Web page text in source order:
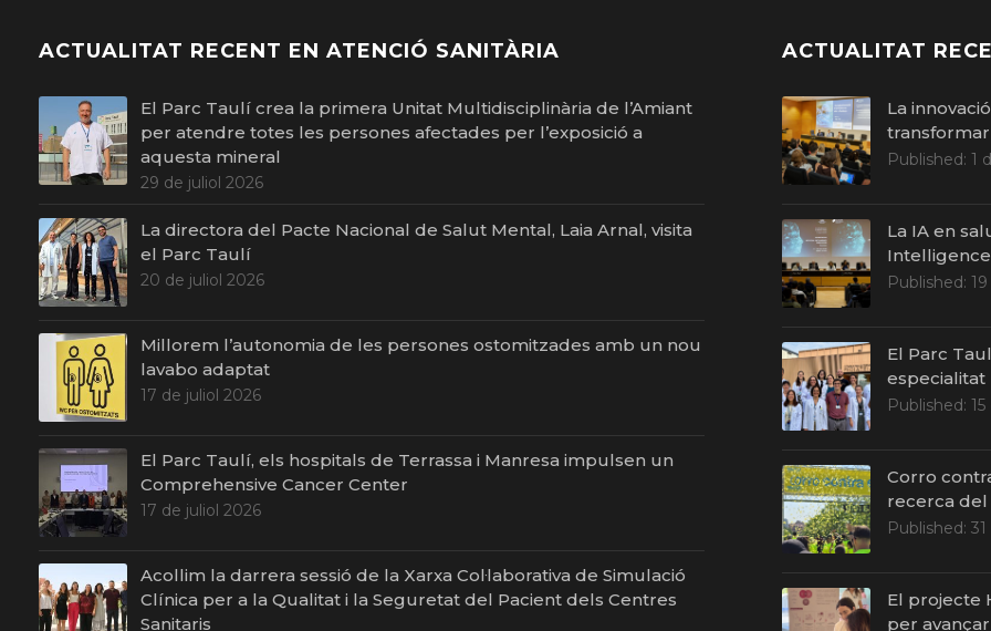
ACTUALITAT RECENT EN ATENCIÓ SANITÀRIA
El Parc Taulí crea la primera Unitat Multidisciplinària de l’Amiant
per atendre totes les persones afectades per l’exposició a
aquesta mineral
29 de juliol 2026
La directora del Pacte Nacional de Salut Mental, Laia Arnal, visita
el Parc Taulí
20 de juliol 2026
Millorem l’autonomia de les persones ostomitzades amb un nou
lavabo adaptat
17 de juliol 2026
El Parc Taulí, els hospitals de Terrassa i Manresa impulsen un
Comprehensive Cancer Center
17 de juliol 2026
Acollim la darrera sessió de la Xarxa Col·laborativa de Simulació
Clínica per a la Qualitat i la Seguretat del Pacient dels Centres
Sanitaris
ACTUALITAT
La
transformar
Published: 1
La IA en
Published:
El Parc
especialitat
Published:
Corro
recerca del
Published:
El projecte
per